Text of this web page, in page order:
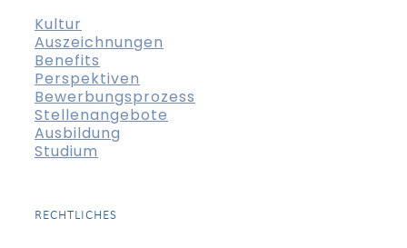
Kultur
Auszeichnungen
Benefits
Perspektiven
Bewerbungsprozess
Stellenangebote
Ausbildung
Studium
RECHTLICHES